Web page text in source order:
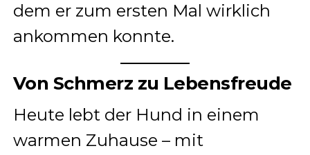
dem er zum ersten Mal wirklich
ankommen konnte.
Von Schmerz zu Lebensfreude
Heute lebt der Hund in einem
warmen Zuhause – mit